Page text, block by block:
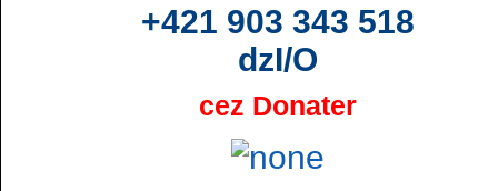
+421 903 343 518
dzI/O
cez Donater